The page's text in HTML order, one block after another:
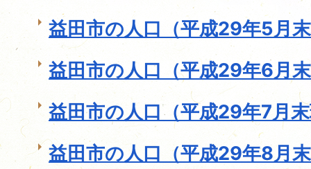
益田市の人口（平成29年5月
益田市の人口（平成29年6月
益田市の人口（平成29年7月
益田市の人口（平成29年8月